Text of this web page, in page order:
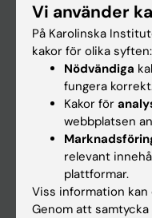
Utbildning
Forskarutbildning
Forskning
Kalender
Vi använder
På Karolinska
kakor för olika syften:
Nödvändiga
fungera
Kakor för
webbplatsen
relevant
plattformar.
Viss information kan
Genom att